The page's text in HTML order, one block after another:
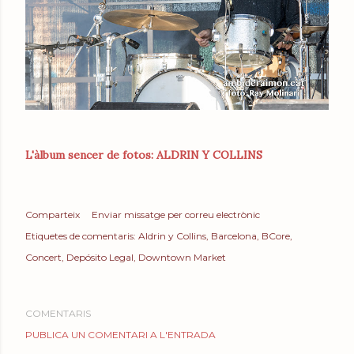
L'àlbum sencer de fotos: ALDRIN Y COLLINS
Comparteix
Enviar missatge per correu electrònic
Etiquetes de comentaris: Aldrin y Collins Barcelona BCore
Concert Depósito Legal Downtown Market
COMENTARIS
PUBLICA UN COMENTARI A L'ENTRADA